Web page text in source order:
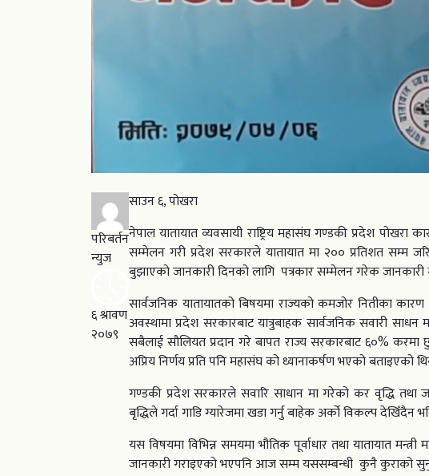
परिबर्तन
न्युज
६ श्रावण
२०७९
साउन ६, पोखरा
नेपाल यातायात व्यवसायी राष्ट्रिय महासंघ गण्डकी प्रदेश
सम्मेलन गरी प्रदेश सरकारले यातायात मा २०० प्रतिशत सम्म
बुझाएको जानकारी दिनको लागि पत्रकार सम्मेलन गरेक जानकारी
सार्वजनिक यातायातको बिषयमा राज्यको कमजोर नितीका
अवस्थामा प्रदेश सरकारबाट यात्रुबाहक सार्वजनिक सवारी साधन
सबैलाई सौलियत प्रदान गरे बापत राज्य सरकारबाट ६०%
अप्रिय निर्णय प्रति पनि महासंघ को ध्यानाकर्षण भएको बताइएको
गण्डकी प्रदेश सरकारले सवारि साधान मा गरेको कर वृद्धि तथा
बृद्धिले गर्दा गाडि ग्यारेजमा खडा गर्नु बाहेक अर्को विकल्प देखिँदैन
यस विषयमा विभिन्न समयमा भौतिक पूर्वाधार तथा यातायात मन्त्री
जानकारी गराइएको भएपनि आज सम्म यससम्बन्धी कुनै कुराको